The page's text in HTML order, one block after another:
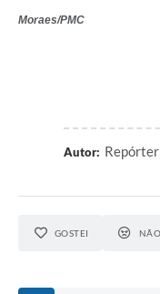
Moraes/PMC
Autor:
GOSTEI